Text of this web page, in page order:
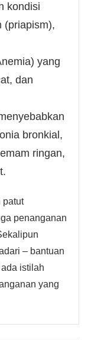
kondisi
(priapism),
yang
dan
bronkial,
ringan,
patut
penanganan
– bantuan
istilah
yang